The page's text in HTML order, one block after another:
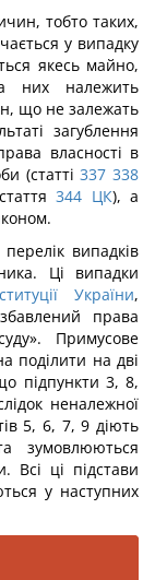
тобто таких,
у випадку
якесь майно,
них належить
що не залежать
загублення
власності в
(статті 337 338
344 ЦК), а
випадків
Ці випадки
України,
права
Примусове
поділити на дві
підпункти 3, 8,
неналежної
5, 6, 7, 9 діють
зумовлюються
Всі ці підстави
у наступних